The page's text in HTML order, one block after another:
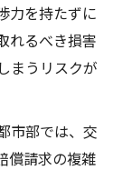
力を持たずに
れるべき損害
まうリスクが
市部では、交
償請求の複雑